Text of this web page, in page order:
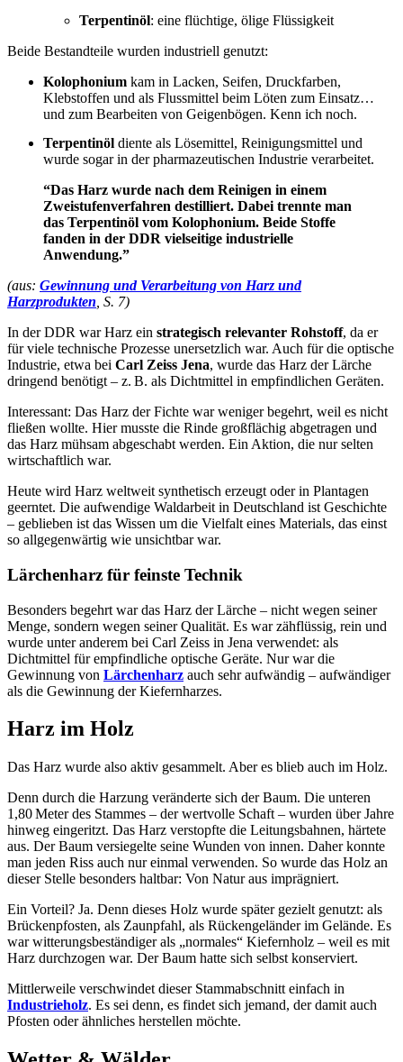
Terpentinöl: eine flüchtige, ölige Flüssigkeit
Beide Bestandteile wurden industriell genutzt:
Kolophonium kam in Lacken, Seifen, Druckfarben,
Klebstoffen und als Flussmittel beim Löten zum Einsatz…
und zum Bearbeiten von Geigenbögen. Kenn ich noch.
Terpentinöl diente als Lösemittel, Reinigungsmittel und
wurde sogar in der pharmazeutischen Industrie verarbeitet.
“Das Harz wurde nach dem Reinigen in einem
Zweistufenverfahren destilliert. Dabei trennte man
das Terpentinöl vom Kolophonium. Beide Stoffe
fanden in der DDR vielseitige industrielle
Anwendung.”
(aus: Gewinnung und Verarbeitung von Harz und
Harzprodukten , S. 7)
In der DDR war Harz ein strategisch relevanter Rohstoff, da er
für viele technische Prozesse unersetzlich war. Auch für die optische
Industrie, etwa bei Carl Zeiss Jena, wurde das Harz der Lärche
dringend benötigt – z. B. als Dichtmittel in empfindlichen Geräten.
Interessant: Das Harz der Fichte war weniger begehrt, weil es nicht
fließen wollte. Hier musste die Rinde großflächig abgetragen und
das Harz mühsam abgeschabt werden. Ein Aktion, die nur selten
wirtschaftlich war.
Heute wird Harz weltweit synthetisch erzeugt oder in Plantagen
geerntet. Die aufwendige Waldarbeit in Deutschland ist Geschichte
– geblieben ist das Wissen um die Vielfalt eines Materials, das einst
so allgegenwärtig wie unsichtbar war.
Lärchenharz für feinste Technik
Besonders begehrt war das Harz der Lärche – nicht wegen seiner
Menge, sondern wegen seiner Qualität. Es war zähflüssig, rein und
wurde unter anderem bei Carl Zeiss in Jena verwendet: als
Dichtmittel für empfindliche optische Geräte. Nur war die
Gewinnung von Lärchenharz auch sehr aufwändig – aufwändiger
als die Gewinnung der Kiefernharzes.
Harz im Holz
Das Harz wurde also aktiv gesammelt. Aber es blieb auch im Holz.
Denn durch die Harzung veränderte sich der Baum. Die unteren
1,80 Meter des Stammes – der wertvolle Schaft – wurden über Jahre
hinweg eingeritzt. Das Harz verstopfte die Leitungsbahnen, härtete
aus. Der Baum versiegelte seine Wunden von innen. Daher konnte
man jeden Riss auch nur einmal verwenden. So wurde das Holz an
dieser Stelle besonders haltbar: Von Natur aus imprägniert.
Ein Vorteil? Ja. Denn dieses Holz wurde später gezielt genutzt: als
Brückenpfosten, als Zaunpfahl, als Rückengeländer im Gelände. Es
war witterungsbeständiger als „normales“ Kiefernholz – weil es mit
Harz durchzogen war. Der Baum hatte sich selbst konserviert.
Mittlerweile verschwindet dieser Stammabschnitt einfach in
Industrieholz. Es sei denn, es findet sich jemand, der damit auch
Pfosten oder ähnliches herstellen möchte.